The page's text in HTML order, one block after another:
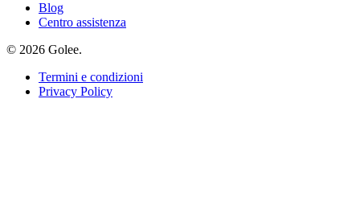
Blog
Centro assistenza
© 2026 Golee.
Termini e condizioni
Privacy Policy